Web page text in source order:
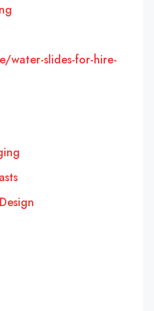
water-slides-for-hire-